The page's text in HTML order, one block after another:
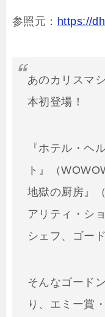
参照元： https://
あのカリスマ
本初登場！
『ホテル・ヘ
ト』（
地獄の厨房』
アリティ・シ
シェフ、ゴー
そんなゴード
り、エミー賞